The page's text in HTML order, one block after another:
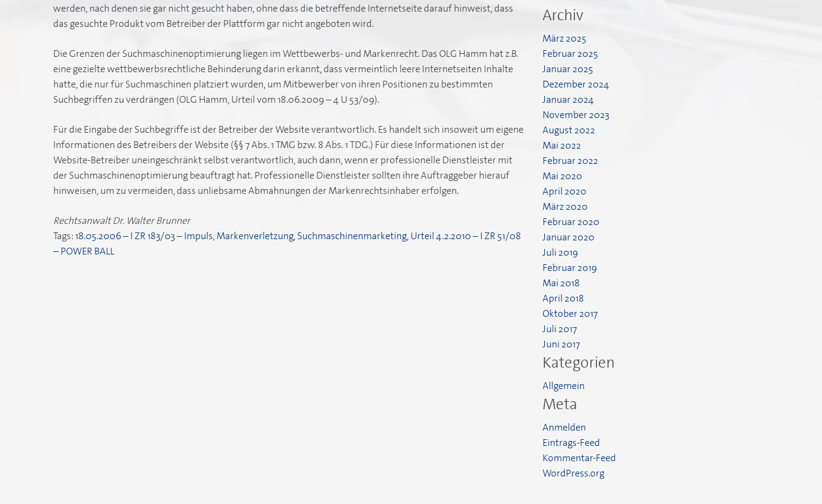
werden, nach denen sie gar nicht gesucht haben, ohne dass die betreffende Internetseite darauf hinweist, dass
das gesuchte Produkt vom Betreiber der Plattform gar nicht angeboten wird.
Die Grenzen der Suchmaschinenoptimierung liegen im Wettbewerbs- und Markenrecht. Das OLG Hamm hat z.B.
eine gezielte wettbewerbsrechtliche Behinderung darin erkannt, dass vermeintlich leere Internetseiten Inhalte
hatte, die nur für Suchmaschinen platziert wurden, um Mitbewerber von ihren Positionen zu bestimmten
Suchbegriffen zu verdrängen (OLG Hamm, Urteil vom 18.06.2009 – 4 U 53/09).
Für die Eingabe der Suchbegriffe ist der Betreiber der Website verantwortlich. Es handelt sich insoweit um eigene
Informationen des Betreibers der Website (§§ 7 Abs. 1 TMG bzw. 8 Abs. 1 TDG.) Für diese Informationen ist der
Website-Betreiber uneingeschränkt selbst verantwortlich, auch dann, wenn er professionelle Dienstleister mit
der Suchmaschinenoptimierung beauftragt hat. Professionelle Dienstleister sollten ihre Auftraggeber hierauf
hinweisen, um zu vermeiden, dass unliebsame Abmahnungen der Markenrechtsinhaber erfolgen.
Rechtsanwalt Dr. Walter Brunner
Tags:18.05.2006 – I ZR 183/03 – Impuls,Markenverletzung,Suchmaschinenmarketing,Urteil 4.2.2010 – I ZR 51/08
– POWER BALL
Archiv
März 2025
Februar 2025
Januar 2025
Dezember 2024
Januar 2024
November 2023
August 2022
Mai 2022
Februar 2022
Mai 2020
April 2020
März 2020
Februar 2020
Januar 2020
Juli 2019
Februar 2019
Mai 2018
April 2018
Oktober 2017
Juli 2017
Juni 2017
Kategorien
Allgemein
Meta
Anmelden
Eintrags-Feed
Kommentar-Feed
WordPress.org